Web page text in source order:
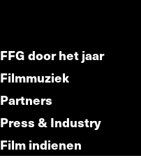
FFG door het jaar
Filmmuziek
Partners
Press & Industry
Film indienen